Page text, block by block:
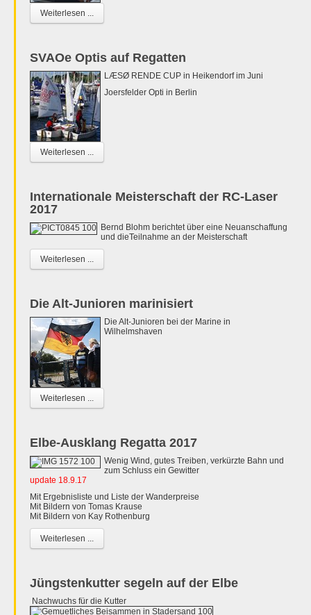
Weiterlesen ...
SVAOe Optis auf Regatten
LÆSØ RENDE CUP in Heikendorf im Juni
Joersfelder Opti in Berlin
Weiterlesen ...
Internationale Meisterschaft der RC-Laser
2017
Bernd Blohm berichtet über eine Neuanschaffung
und dieTeilnahme an der Meisterschaft
Weiterlesen ...
Die Alt-Junioren marinisiert
Die Alt-Junioren bei der Marine in
Wilhelmshaven
Weiterlesen ...
Elbe-Ausklang Regatta 2017
Wenig Wind, gutes Treiben, verkürzte Bahn und
zum Schluss ein Gewitter
update 18.9.17
Mit Ergebnisliste und Liste der Wanderpreise
Mit Bildern von Tomas Krause
Mit Bildern von Kay Rothenburg
Weiterlesen ...
Jüngstenkutter segeln auf der Elbe
Nachwuchs für die Kutter